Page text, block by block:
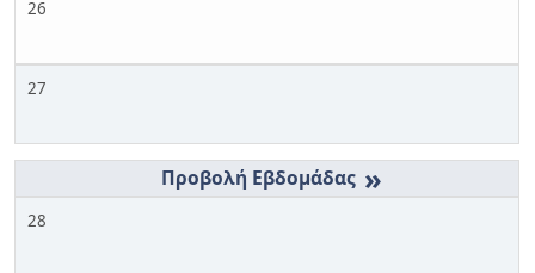
26
27
»
28